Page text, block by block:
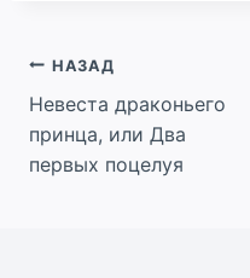
Навигация
по
записям
НАЗАД
Невеста драконьего
принца, или Два
первых поцелуя